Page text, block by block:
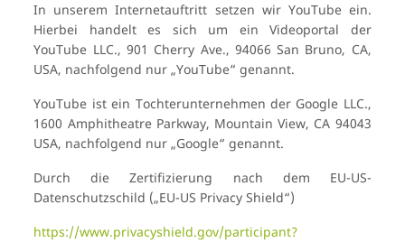
In unserem Internetauftritt setzen wir YouTube ein.
Hierbei handelt es sich um ein Videoportal der
YouTube LLC., 901 Cherry Ave., 94066 San Bruno, CA,
USA, nachfolgend nur „YouTube“ genannt.
YouTube ist ein Tochterunternehmen der Google LLC.,
1600 Amphitheatre Parkway, Mountain View, CA 94043
USA, nachfolgend nur „Google“ genannt.
Durch die Zertifizierung nach dem EU-US-
Datenschutzschild („EU-US Privacy Shield“)
https://www.privacyshield.gov/participant?